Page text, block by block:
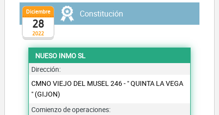
2022
Diciembre
28
Constitución
NUESO INMO SL
Dirección:
CMNO VIEJO DEL MUSEL 246 - " QUINTA LA VEGA
" (GIJON)
Comienzo de operaciones: